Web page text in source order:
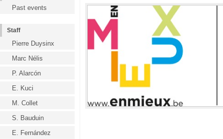
Past events
Staff
Pierre Duysinx
Marc Nélis
P. Alarcón
E. Kuci
M. Collet
S. Bauduin
E. Fernández